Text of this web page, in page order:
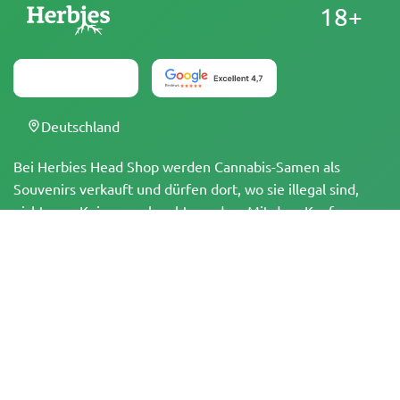
Bei Herbies Head Shop werden Cannabis-Samen als
Souvenirs verkauft und dürfen dort, wo sie illegal sind,
nicht zum Keimen gebracht werden. Mit dem Kauf
18+
Deutschland